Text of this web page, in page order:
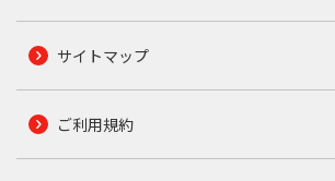
サイトマップ
ご利用規約